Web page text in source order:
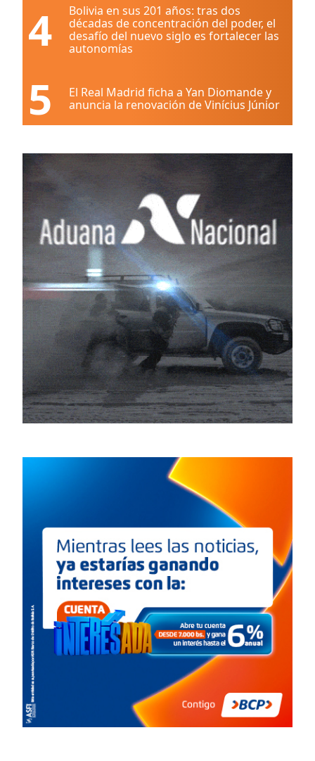
4
Bolivia en sus 201 años: tras dos
décadas de concentración del poder, el
desafío del nuevo siglo es fortalecer las
autonomías
5
El Real Madrid ficha a Yan Diomande y
anuncia la renovación de Vinícius Júnior